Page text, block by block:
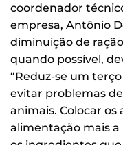
coordenador
empresa, Antônio
diminuição de
quando possível,
“Reduz-se um
evitar problemas
animais. Colocar os
alimentação mais